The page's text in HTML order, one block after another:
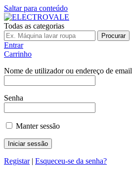
Saltar para conteúdo
Todas as categorias
Procurar
Entrar
Carrinho
Nome de utilizador ou endereço de email
Senha
Manter sessão
Registar| Esqueceu-se da senha?